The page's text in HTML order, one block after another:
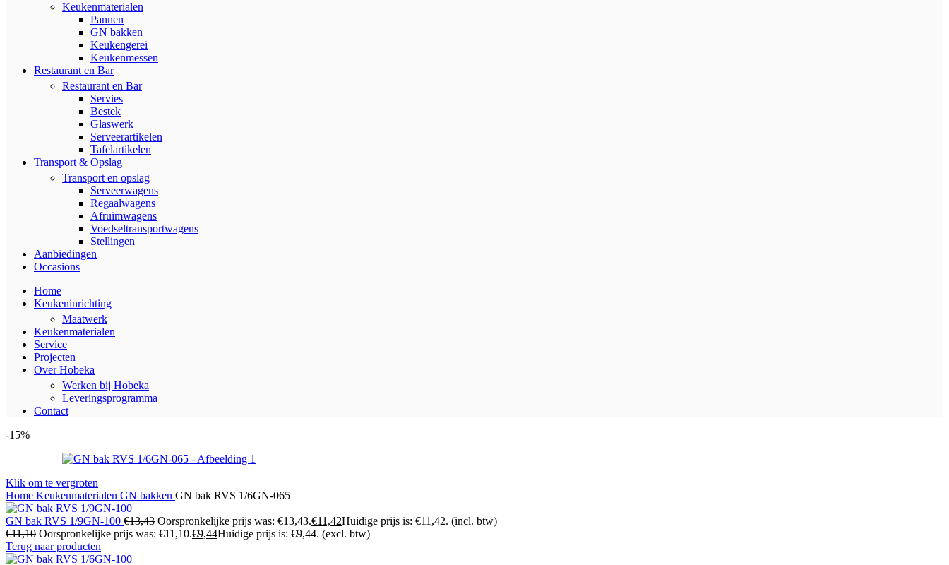
Keukenmaterialen
Pannen
GN bakken
Keukengerei
Keukenmessen
Restaurant en Bar
Restaurant en Bar
Servies
Bestek
Glaswerk
Serveerartikelen
Tafelartikelen
Transport & Opslag
Transport en opslag
Serveerwagens
Regaalwagens
Afruimwagens
Voedseltransportwagens
Stellingen
Aanbiedingen
Occasions
Home
Keukeninrichting
Maatwerk
Keukenmaterialen
Service
Projecten
Over Hobeka
Werken bij Hobeka
Leveringsprogramma
Contact
-15%
Klik om te vergroten
Home Keukenmaterialen GN bakken GN bak RVS 1/6GN-065
GN bak RVS 1/9GN-100 €13,43 Oorspronkelijke prijs was: €13,43.€11,42Huidige prijs is: €11,42. (incl. btw)
€11,10 Oorspronkelijke prijs was: €11,10.€9,44Huidige prijs is: €9,44. (excl. btw)
Terug naar producten